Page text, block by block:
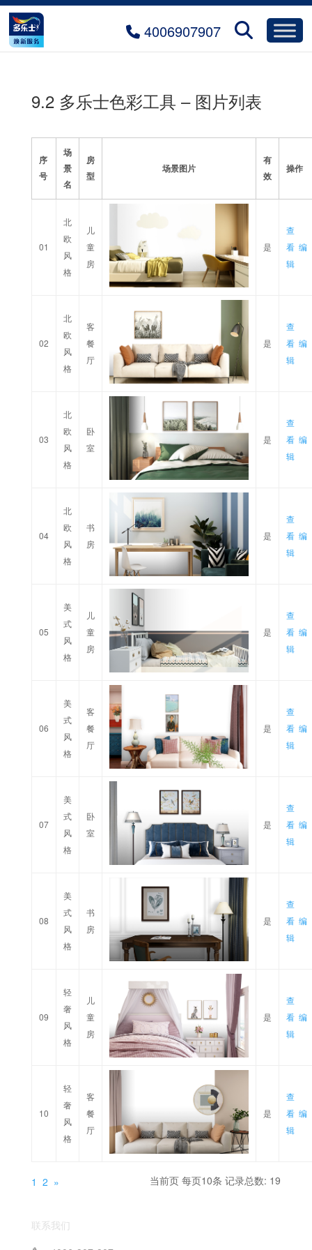
4006907907
9.2 多乐士色彩工具 – 图片列表
序
号
场
景
名
房
型
场景图片
有
效
操作
01
北
欧
风
格
儿
童
房
是
查
看 编
辑
02
北
欧
风
格
客
餐
厅
是
查
看 编
辑
03
北
欧
风
格
卧
室
是
查
看 编
辑
04
北
欧
风
格
书
房
是
查
看 编
辑
05
美
式
风
格
儿
童
房
是
查
看 编
辑
06
美
式
风
格
客
餐
厅
是
查
看 编
辑
07
美
式
风
格
卧
室
是
查
看 编
辑
08
美
式
风
格
书
房
是
查
看 编
辑
09
轻
奢
风
格
儿
童
房
是
查
看 编
辑
10
轻
奢
风
格
客
餐
厅
是
查
看 编
辑
当前页 每页10条 记录总数: 19
1 2 »
联系我们